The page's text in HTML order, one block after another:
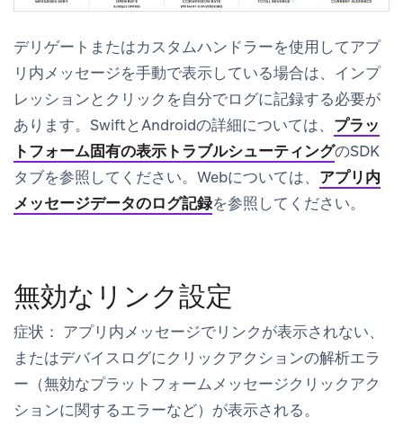
デリゲートまたはカスタムハンドラーを使用してアプ
リ内メッセージを手動で表示している場合は、インプ
レッションとクリックを自分でログに記録する必要が
あります。SwiftとAndroidの詳細については、 プラッ
トフォーム固有の表示トラブルシューティングのSDK
タブを参照してください。Webについては、 アプリ内
メッセージデータのログ記録を参照してください。
無効なリンク設定
症状： アプリ内メッセージでリンクが表示されない、
またはデバイスログにクリックアクションの解析エラ
ー（無効なプラットフォームメッセージクリックアク
ションに関するエラーなど）が表示される。